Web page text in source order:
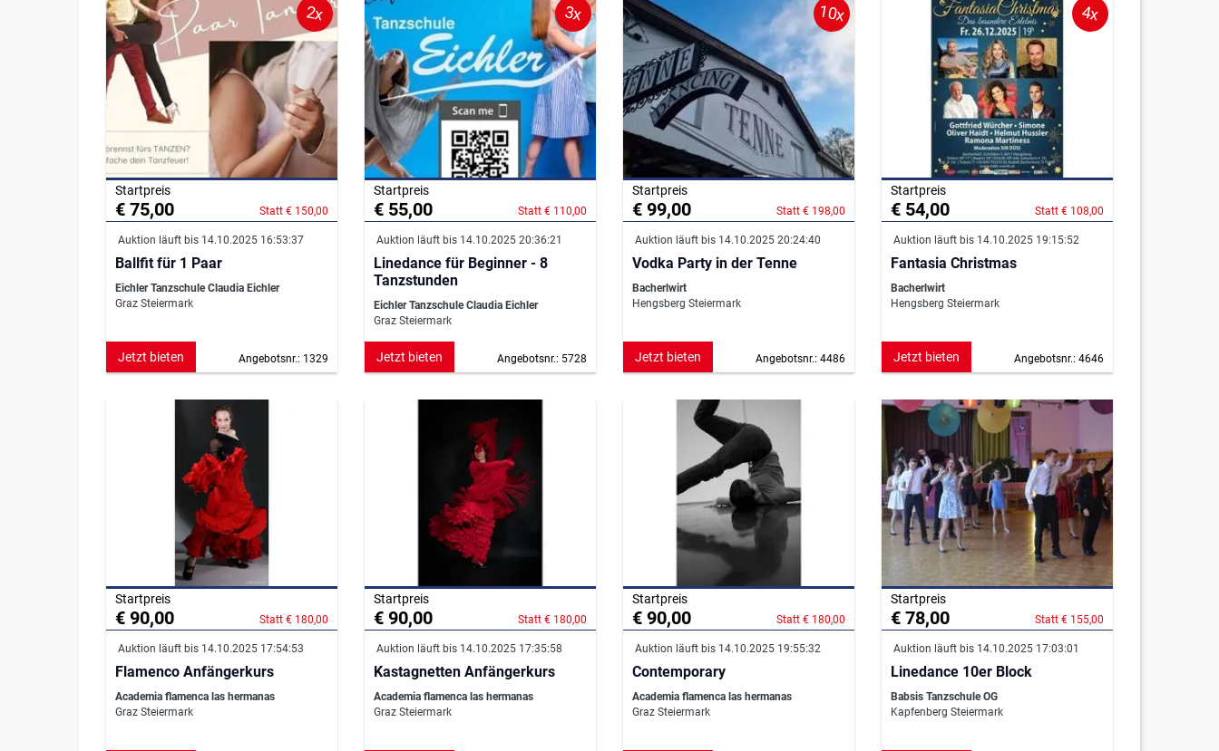
2x
Startpreis
€ 75,00 Statt € 150,00
Auktion läuft bis 14.10.2025 16:53:37
Ballfit für 1 Paar
Eichler Tanzschule Claudia Eichler
Graz Steiermark
Angebotsnr.: 1329
Jetzt bieten
3x
Startpreis
€ 55,00 Statt € 110,00
Auktion läuft bis 14.10.2025 20:36:21
Linedance für Beginner - 8
Tanzstunden
Eichler Tanzschule Claudia Eichler
Graz Steiermark
Angebotsnr.: 5728
Jetzt bieten
10x
Startpreis
€ 99,00 Statt € 198,00
Auktion läuft bis 14.10.2025 20:24:40
Vodka Party in der Tenne
Bacherlwirt
Hengsberg Steiermark
Angebotsnr.: 4486
Jetzt bieten
4x
Startpreis
€ 54,00 Statt € 108,00
Auktion läuft bis 14.10.2025 19:15:52
Fantasia Christmas
Bacherlwirt
Hengsberg Steiermark
Angebotsnr.: 4646
Jetzt bieten
Startpreis
€ 90,00 Statt € 180,00
Auktion läuft bis 14.10.2025 17:54:53
Flamenco Anfängerkurs
Academia flamenca las hermanas
Graz Steiermark
Startpreis
€ 90,00 Statt € 180,00
Auktion läuft bis 14.10.2025 17:35:58
Kastagnetten Anfängerkurs
Academia flamenca las hermanas
Graz Steiermark
Startpreis
€ 90,00 Statt € 180,00
Auktion läuft bis 14.10.2025 19:55:32
Contemporary
Academia flamenca las hermanas
Graz Steiermark
Startpreis
€ 78,00 Statt € 155,00
Auktion läuft bis 14.10.2025 17:03:01
Linedance 10er Block
Babsis Tanzschule OG
Kapfenberg Steiermark